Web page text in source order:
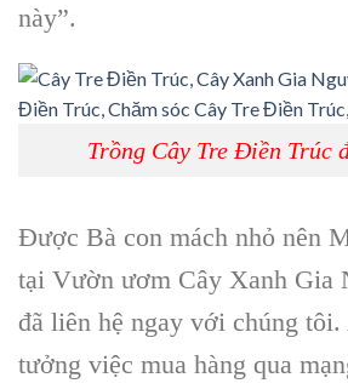
này”.
Trồng Cây Tre Điền Trúc
Được Bà con mách nhỏ nên
tại Vườn ươm Cây Xanh Gia
đã liên hệ ngay với chúng
tưởng việc mua hàng qua